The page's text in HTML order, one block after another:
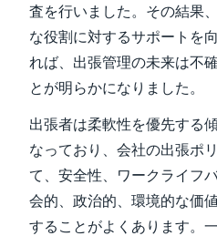
査を行いました。その結果
な役割に対するサポートを
れば、出張管理の未来は不
とが明らかになりました。
出張者は柔軟性を優先する
なっており、会社の出張ポ
て、安全性、ワークライフ
会的、政治的、環境的な価
することがよくあります。